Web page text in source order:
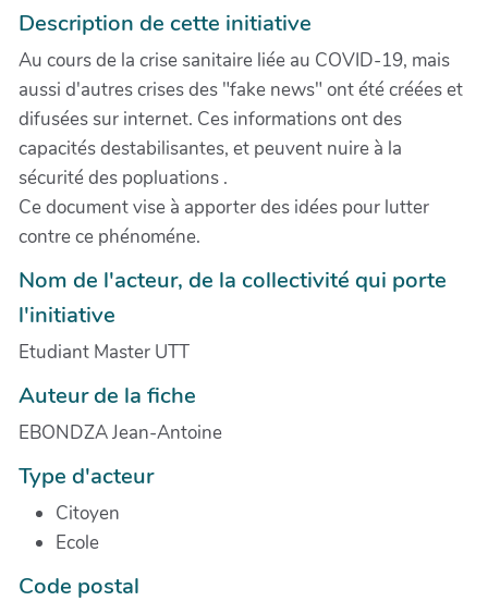
Description de cette initiative
Au cours de la crise sanitaire liée au COVID-19, mais
aussi d'autres crises des "fake news" ont été créées et
difusées sur internet. Ces informations ont des
capacités destabilisantes, et peuvent nuire à la
sécurité des popluations .
Ce document vise à apporter des idées pour lutter
contre ce phénoméne.
Nom de l'acteur, de la collectivité qui porte
l'initiative
Etudiant Master UTT
Auteur de la fiche
EBONDZA Jean-Antoine
Type d'acteur
Citoyen
Ecole
Code postal